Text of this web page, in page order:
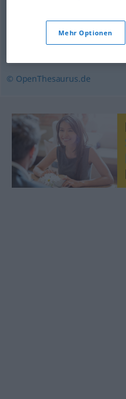
verwaist,verlassen
© OpenThesaurus.de
Mehr Optionen